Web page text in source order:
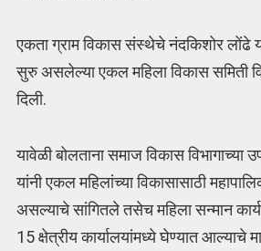
एकता ग्राम विकास संस्थेचे नंदकिशोर लोंढे
सुरु असलेल्या एकल महिला विकास समिती
दिली.
यावेळी बोलताना समाज विकास
यांनी एकल महिलांच्या विकासासाठी
असल्याचे सांगितले तसेच महिला सन्मान
15 क्षेत्रीय कार्यालयांमध्ये घेण्यात आल्याचे